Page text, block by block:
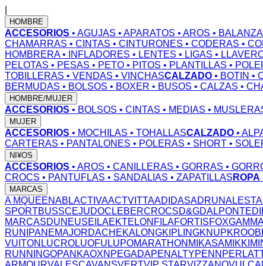
HOMBRE
ACCESORIOS • AGUJAS • APARATOS • AROS •
CHAMARRAS • CINTAS • CINTURONES • CODERAS •
HOMBRERA• INFLADORES • LENTES • LIGAS •
PELOTAS • PESAS • PETO • PITOS • PLANTILLAS •
TOBILLERAS • VENDAS • VINCHASCALZADO • BOTIN •
BERMUDAS • BOLSOS • BOXER • BUSOS • CALZAS •
HOMBRE/MUJER
ACCESORIOS • BOLSOS • CINTAS • MEDIAS •
MUJER
ACCESORIOS • MOCHILAS • TOHALLASCALZADO •
CARTERAS • PANTALONES • POLERAS • SHORT •
NI¥OS
ACCESORIOS • AROS • CANILLERAS • GORRAS •
CROCS • PANTUFLAS • SANDALIAS • ZAPATILLAS ROPA
MARCAS
A MQUEENABLACTIVAACTVITTAADIDASADRUN
SPORTBUSSCEJUDOCLEBERCROCSD&GDALPONTE
MARCASDUNEUSEILAEKTELON FILAFORTISFOX
RUN IPANEMAJORDACHEKALONGKIPLINGKNUP
VUITON LUCROLUOFU LUPOMARATHON MIKASAMIKKI
RUNNINGOPANKAOXN PEGADAPENALTYPENN